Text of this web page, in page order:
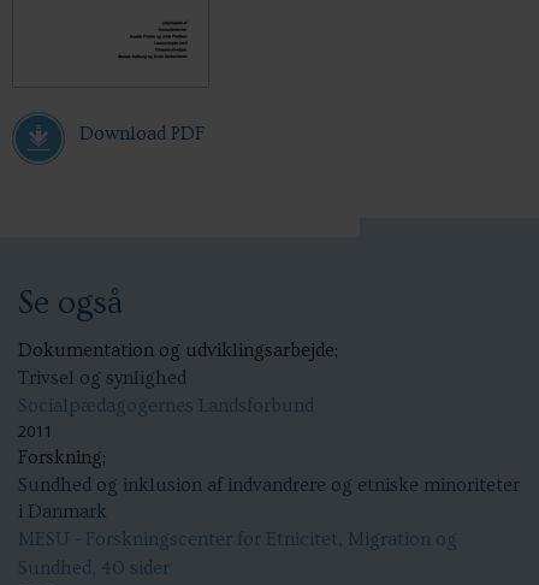
Download PDF
Se også
Dokumentation og udviklingsarbejde;
Trivsel og synlighed
Socialpædagogernes Landsforbund
2011
Forskning;
Sundhed og inklusion af indvandrere og etniske minoriteter
i Danmark
MESU - Forskningscenter for Etnicitet, Migration og
Sundhed, 40 sider